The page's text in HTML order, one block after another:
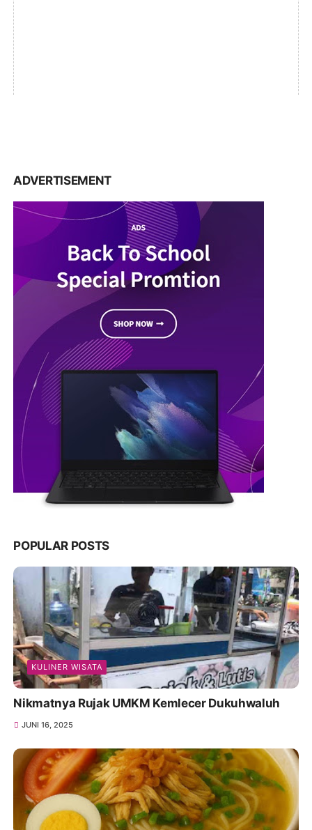
ADVERTISEMENT
POPULAR POSTS
KULINER WISATA
Nikmatnya Rujak UMKM Kemlecer Dukuhwaluh
JUNI 16, 2025